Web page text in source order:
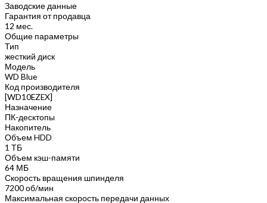
Заводские данные
Гарантия от продавца
12 мес.
Общие параметры
Тип
жесткий диск
Модель
WD Blue
Код производителя
[WD10EZEX]
Назначение
ПК-десктопы
Накопитель
Объем HDD
1 ТБ
Объем кэш-памяти
64 МБ
Скорость вращения шпинделя
7200 об/мин
Максимальная скорость передачи данных